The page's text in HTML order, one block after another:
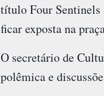
título Four
ficar exposta na
O secretário de
polêmica e